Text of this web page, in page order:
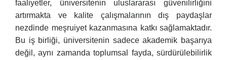
faaliyetler, üniversitenin uluslararası güvenilirliğini
artırmakta ve kalite çalışmalarının dış paydaşlar
nezdinde meşruiyet kazanmasına katkı sağlamaktadır.
Bu iş birliği, üniversitenin sadece akademik başarıya
değil, aynı zamanda toplumsal fayda, sürdürülebilirlik